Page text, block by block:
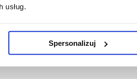
usług.
Spersonalizuj